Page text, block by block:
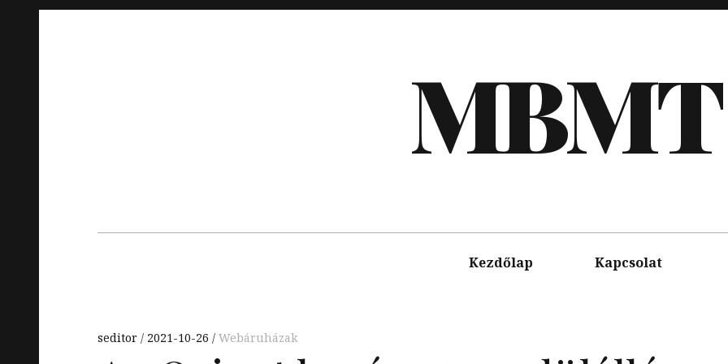
MBMT
Kezdőlap Kapcsolat
seditor 2021-10-26 Webáruházak